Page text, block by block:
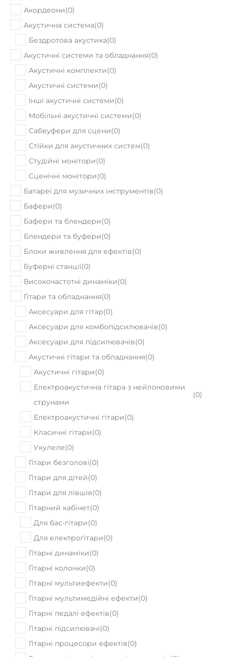
Акордеони(0)
Акустична система(0)
Бездротова акустика(0)
Акустичні системи та обладнання(0)
Акустичні комплекти(0)
Акустичні системи(0)
Інші акустичні системи(0)
Мобільні акустичні системи(0)
Сабвуфери для сцени(0)
Стійки для акустичних систем(0)
Студійні монітори(0)
Сценічні монітори(0)
Батареї для музичних інструментів(0)
Бафери(0)
Бафери та блендери(0)
Блендери та буфери(0)
Блоки живлення для ефектів(0)
Буферні станції(0)
Високочастотні динаміки(0)
Гітари та обладнання(0)
Аксесуари для гітар(0)
Аксесуари для комбопідсилювачів(0)
Аксесуари для підсилювачів(0)
Акустичні гітари та обладнання(0)
Акустичні гітари(0)
Електроакустична гітара з нейлоновими
струнами
(0)
Електроакустичні гітари(0)
Класичні гітари(0)
Укулеле(0)
Гітари безголові(0)
Гітари для дітей(0)
Гітари для лівшів(0)
Гітарний кабінет(0)
Для бас-гітари(0)
Для електрогітари(0)
Гітарні динаміки(0)
Гітарні колонки(0)
Гітарні мультиефекти(0)
Гітарні мультимедійні ефекти(0)
Гітарні педалі ефектів(0)
Гітарні підсилювачі(0)
Гітарні процесори ефектів(0)